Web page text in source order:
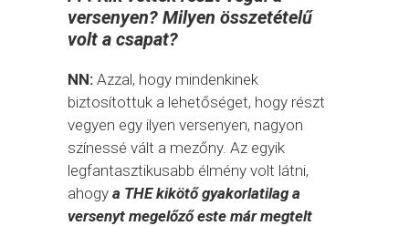
versenyen? Milyen összetételű
volt a csapat?
NN: Azzal, hogy mindenkinek
biztosítottuk a lehetőséget, hogy részt
vegyen egy ilyen versenyen, nagyon
színessé vált a mezőny. Az egyik
legfantasztikusabb élmény volt látni,
ahogy a THE kikötő gyakorlatilag a
versenyt megelőző este már megtelt